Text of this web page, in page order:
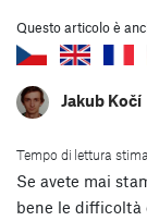
Questo articolo è
Jakub Kočí
Tempo di lettura
Se avete mai
bene le difficoltà